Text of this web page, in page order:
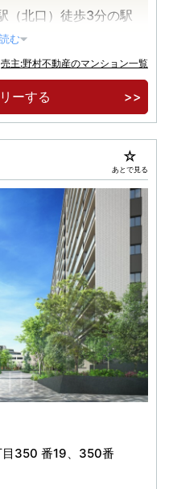
（北口）徒歩3分の駅
新橋」駅直通23分、
の直通アクセス
ん」・食器棚・ディス
む
売主:野村不動産のマンション一覧
ーする
あとで見る
目350 番19、350番